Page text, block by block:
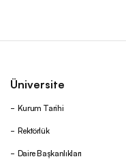
Üniversite
Kurum Tarihi
Rektörlük
Daire Başkanlıkları